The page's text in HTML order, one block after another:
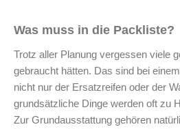
Was muss in die Packliste?
Trotz aller Planung vergessen viele
gebraucht hätten. Das sind bei
nicht nur der Ersatzreifen oder der
grundsätzliche Dinge werden oft zu
Zur Grundausstattung gehören